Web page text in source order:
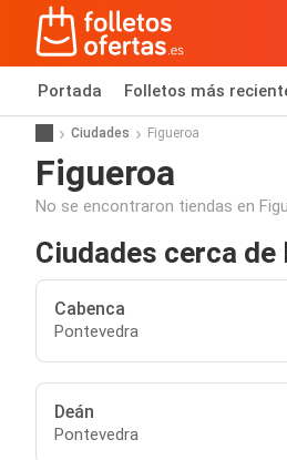
Portada Folletos más
Ciudades Figueroa
Figueroa
No se encontraron tiendas en
Ciudades cerca de
Cabenca
Pontevedra
Deán
Pontevedra